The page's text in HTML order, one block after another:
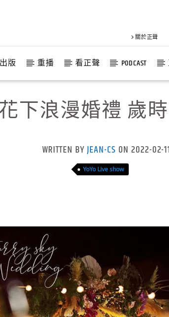
關於正聲
版 重播 看正聲 PODCAST
下浪漫婚禮 歲
WRITTEN BYJEAN-CS ON 2022-02-
YoYo Live show